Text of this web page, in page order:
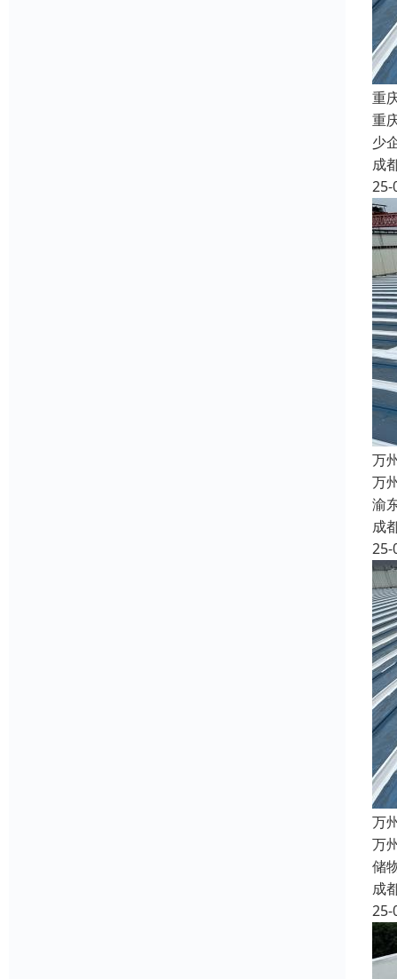
重
重
少
成
25-
万
万
渝
成
25-
万
万
储
成
25-